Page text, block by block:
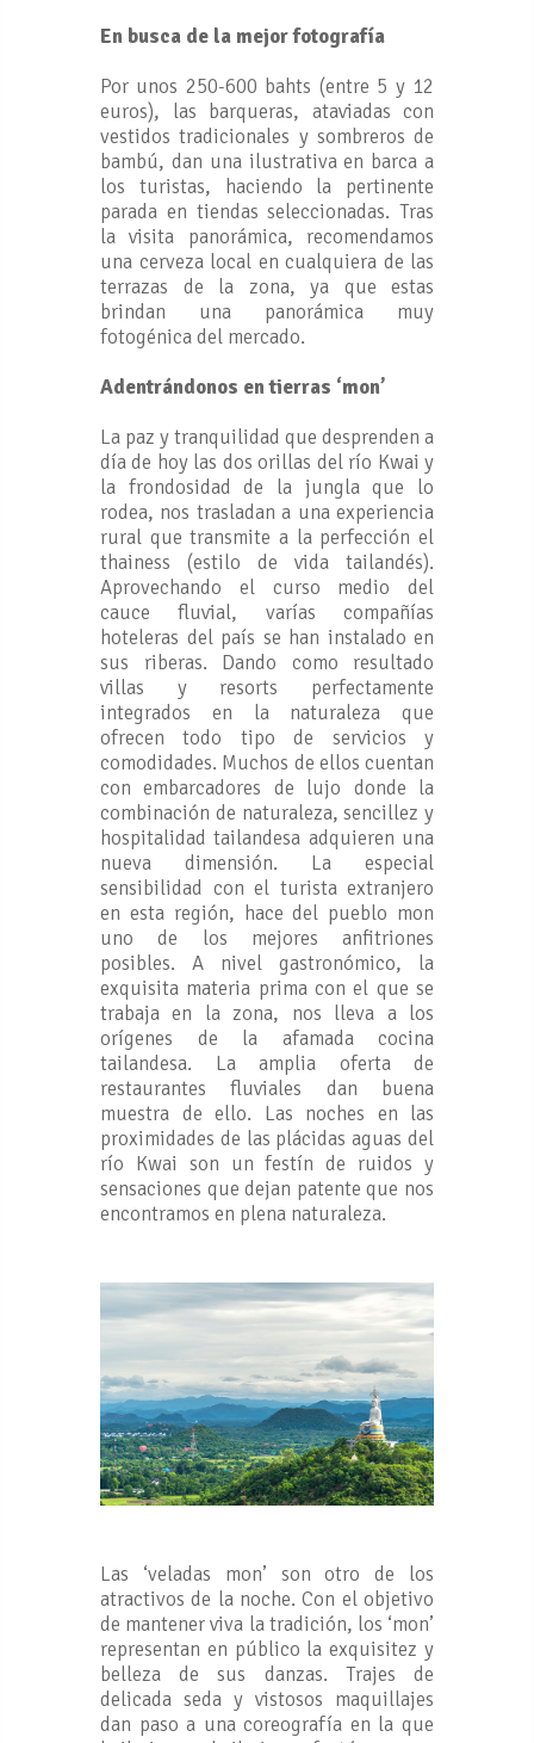
En busca de la mejor fotografía
Por unos 250-600 bahts (entre 5 y 12
euros), las barqueras, ataviadas con
vestidos tradicionales y sombreros de
bambú, dan una ilustrativa en barca a
los turistas, haciendo la pertinente
parada en tiendas seleccionadas. Tras
la visita panorámica, recomendamos
una cerveza local en cualquiera de las
terrazas de la zona, ya que estas
brindan una panorámica muy
fotogénica del mercado.
Adentrándonos en tierras ‘mon’
La paz y tranquilidad que desprenden a
día de hoy las dos orillas del río Kwai y
la frondosidad de la jungla que lo
rodea, nos trasladan a una experiencia
rural que transmite a la perfección el
thainess (estilo de vida tailandés).
Aprovechando el curso medio del
cauce fluvial, varías compañías
hoteleras del país se han instalado en
sus riberas. Dando como resultado
villas y resorts perfectamente
integrados en la naturaleza que
ofrecen todo tipo de servicios y
comodidades. Muchos de ellos cuentan
con embarcadores de lujo donde la
combinación de naturaleza, sencillez y
hospitalidad tailandesa adquieren una
nueva dimensión. La especial
sensibilidad con el turista extranjero
en esta región, hace del pueblo mon
uno de los mejores anfitriones
posibles. A nivel gastronómico, la
exquisita materia prima con el que se
trabaja en la zona, nos lleva a los
orígenes de la afamada cocina
tailandesa. La amplia oferta de
restaurantes fluviales dan buena
muestra de ello. Las noches en las
proximidades de las plácidas aguas del
río Kwai son un festín de ruidos y
sensaciones que dejan patente que nos
encontramos en plena naturaleza.
Las ‘veladas mon’ son otro de los
atractivos de la noche. Con el objetivo
de mantener viva la tradición, los ‘mon’
representan en público la exquisitez y
belleza de sus danzas. Trajes de
delicada seda y vistosos maquillajes
dan paso a una coreografía en la que